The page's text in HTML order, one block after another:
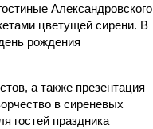
Александровского
цветущей сирени. В
рождения
а также презентация
в сиреневых
гостей праздника